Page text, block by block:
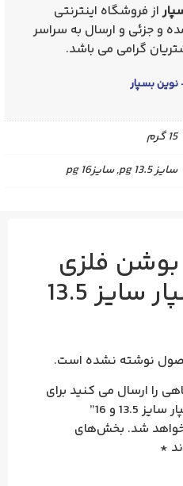
ازفروشگاه اینترنتی
و جزئی و ارسال به سراسر
گرامی می باشد.
15 گرم
سایز pg 13.5, سایزpg 16
بوشن فلزی
سرد نوین بسپار سایز 13.5
نوشته نشده است.
را ارسال می کنید برای
و 16”
شد. بخش‌های
*